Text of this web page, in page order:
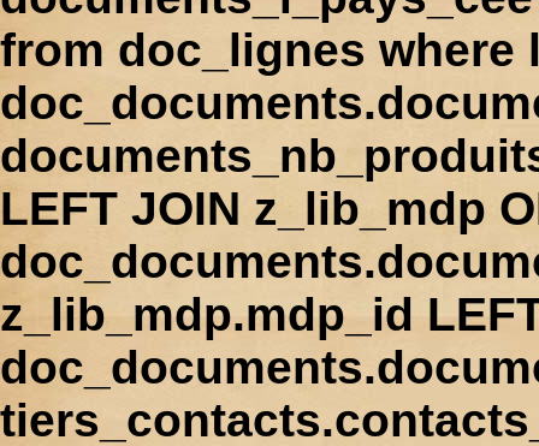
from doc_lignes where
LEFT JOIN z_lib_mdp
z_lib_mdp.mdp_id